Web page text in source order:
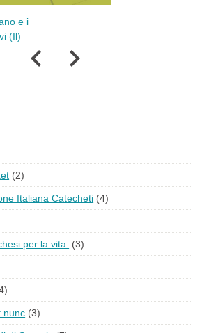
(2)
Italiana Catecheti (4)
per la vita. (3)
nunc (3)